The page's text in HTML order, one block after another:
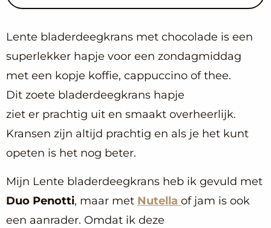
Lente bladerdeegkrans met chocolade is een
superlekker hapje voor een zondagmiddag
met een kopje koffie, cappuccino of thee.
Dit zoete bladerdeegkrans hapje
ziet er prachtig uit en smaakt overheerlijk.
Kransen zijn altijd prachtig en als je het kunt
opeten is het nog beter.
Mijn Lente bladerdeegkrans heb ik gevuld met
Duo Penotti, maar met Nutella of jam is ook
een aanrader. Omdat ik deze